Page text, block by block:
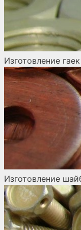
Изготовление
Изготовление